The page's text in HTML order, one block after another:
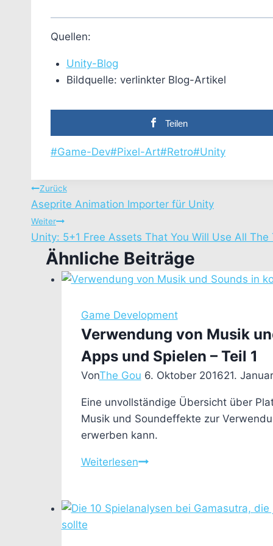
Quellen:
Unity-Blog
Bildquelle: verlinkter Blog-Artikel
Teilen
Schlagworte:
#Game-Dev#Pixel-Art#Retro#Unity
Beitragsnavigation
Zurück
Aseprite Animation Importer für Unity
Weiter
Unity: 5+1 Free Assets That You Will Use All The
Ähnliche Beiträge
Game Development
Verwendung von Musik
Apps und Spielen – Teil 1
VonThe Gou 6. Oktober 201621.
Eine unvollständige Übersicht über
Musik und Soundeffekte zur
erwerben kann.
WeiterlesenVerwendung
und